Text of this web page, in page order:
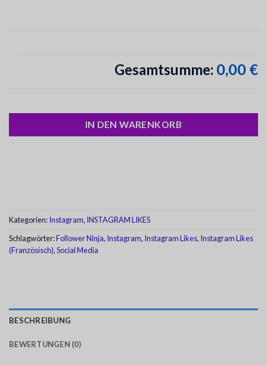
Gesamtsumme: 0,00 €
IN DEN WARENKORB
Kategorien:Instagram, INSTAGRAM LIKES
Schlagwörter:Follower Ninja, Instagram, Instagram Likes, Instagram Likes
(Französisch),Social Media
BESCHREIBUNG
BEWERTUNGEN (0)